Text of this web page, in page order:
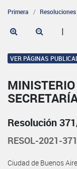
Primera Resoluciones
|
VER PÁGINAS
Resolución
RESOL-2021-
Ciudad de Buenos